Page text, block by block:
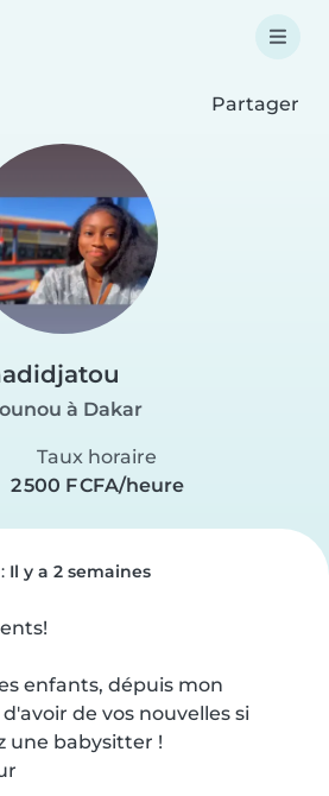
Partager
à Dakar
Taux horaire
2 500 F CFA/heure
Il y a 2 semaines
enfants, dépuis mon
de vos nouvelles si
une babysitter !